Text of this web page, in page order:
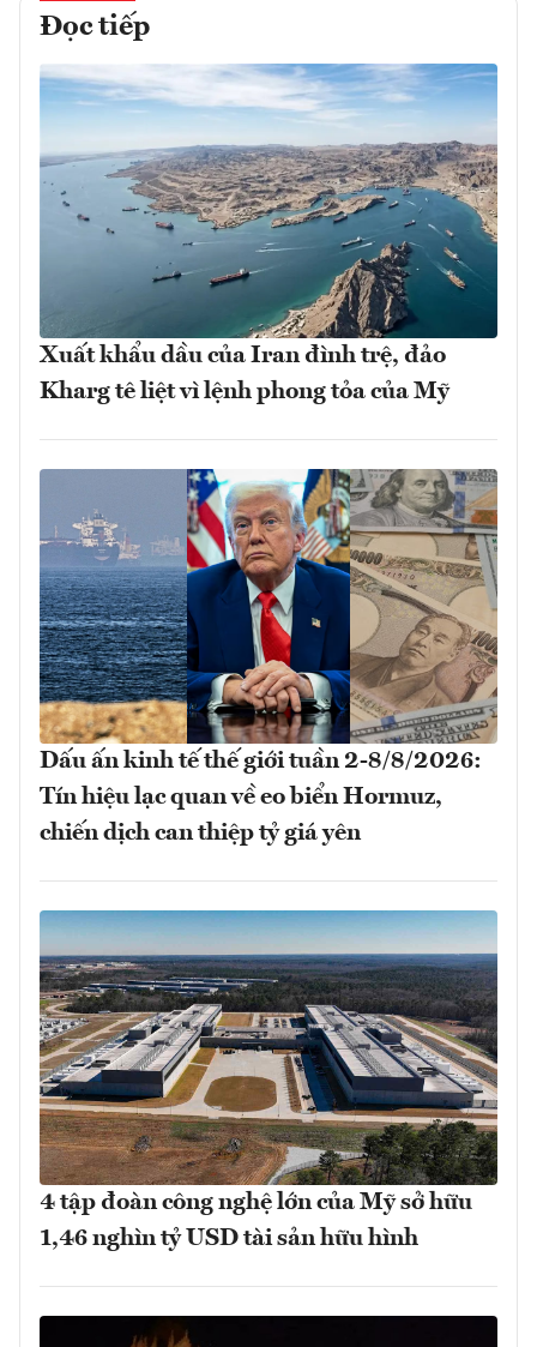
Đọc tiếp
Xuất khẩu dầu của Iran đình trệ, đảo
Kharg tê liệt vì lệnh phong tỏa của Mỹ
Dấu ấn kinh tế thế giới tuần 2-8/8/2026:
Tín hiệu lạc quan về eo biển Hormuz,
chiến dịch can thiệp tỷ giá yên
4 tập đoàn công nghệ lớn của Mỹ sở hữu
1,46 nghìn tỷ USD tài sản hữu hình